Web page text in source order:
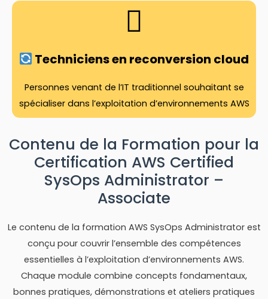
Techniciens en reconversion cloud
Personnes venant de l’IT traditionnel souhaitant se
spécialiser dans l’exploitation d’environnements AWS
Contenu de la Formation pour la
Certification AWS Certified
SysOps Administrator –
Associate
Le contenu de la formation AWS SysOps Administrator est
conçu pour couvrir l’ensemble des compétences
essentielles à l’exploitation d’environnements AWS.
Chaque module combine concepts fondamentaux,
bonnes pratiques, démonstrations et ateliers pratiques